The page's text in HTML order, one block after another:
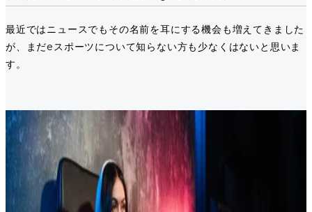
最近ではニュースでもその名前を耳にする機会も増えてきました
が、まだeスポーツについて知らない方も少なくはないと思いま
す。